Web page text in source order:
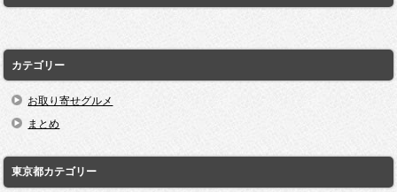
カテゴリー
お取り寄せグルメ
まとめ
東京都カテゴリー